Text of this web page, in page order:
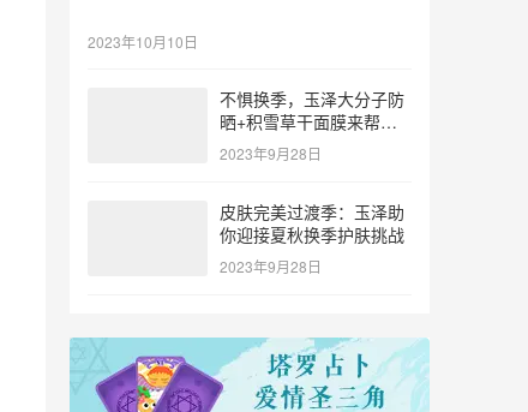
2023年10月10日
不惧换季，玉泽大分子防
晒+积雪草干面膜来帮
忙！
2023年9月28日
皮肤完美过渡季：玉泽助
你迎接夏秋换季护肤挑战
2023年9月28日